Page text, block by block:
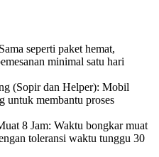
seperti paket hemat,
minimal satu hari
(Sopir dan Helper): Mobil
untuk membantu proses
8 Jam: Waktu bongkar muat
toleransi waktu tunggu 30